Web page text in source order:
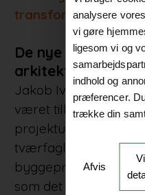
transformation og
De nye partnere i
Jakob Ivan Larsen,
været tilknyttet RUM
projektudviklingschef
tværfaglige
byggeprojekter.
som det
analysere
vi gøre
ligesom vi og
indhold og
præferencer.
trække din
Afvis